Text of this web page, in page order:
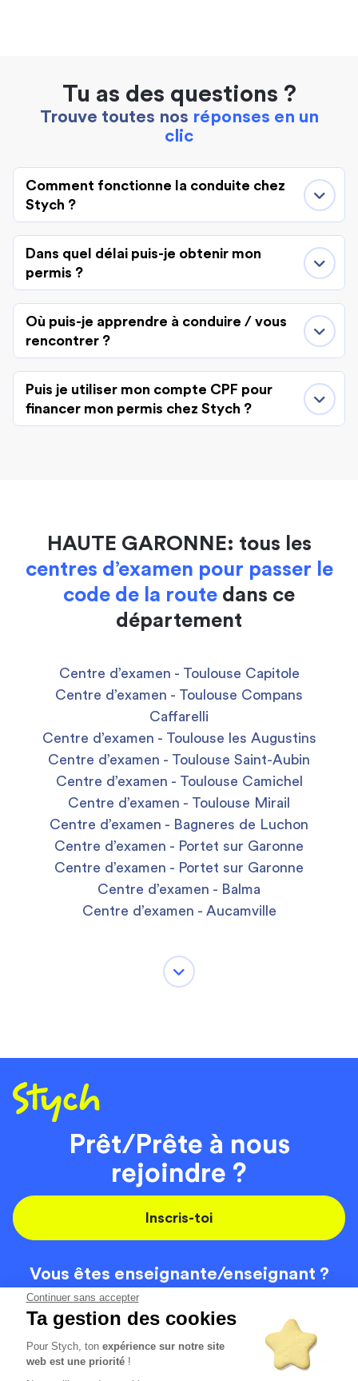
Continuer sans accepter
Ta gestion des cookies
Pour Stych, tonexpérience sur notre site
web est une priorité !
Tu as des questions ?
Trouve toutes nos réponses en un
clic
Comment fonctionne la conduite chez
Stych ?
Dans quel délai puis-je obtenir mon
permis ?
Où puis-je apprendre à conduire / vous
rencontrer ?
Puis je utiliser mon compte CPF pour
financer mon permis chez Stych ?
HAUTE GARONNE: tous les
centres d’examen pour passer le
code de la route dans ce
département
Centre d’examen - Toulouse Capitole
Centre d’examen - Toulouse Compans
Caffarelli
Centre d’examen - Toulouse les Augustins
Centre d’examen - Toulouse Saint-Aubin
Centre d’examen - Toulouse Camichel
Centre d’examen - Toulouse Mirail
Centre d’examen - Bagneres de Luchon
Centre d’examen - Portet sur Garonne
Centre d’examen - Portet sur Garonne
Centre d’examen - Balma
Centre d’examen - Aucamville
Prêt/Prête à nous
rejoindre ?
Inscris-toi
Vous êtes enseignante/enseignant ?
On recrute
Code de la route
Contact